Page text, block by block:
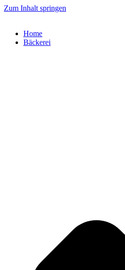
Zum Inhalt springen
Home
Bäckerei